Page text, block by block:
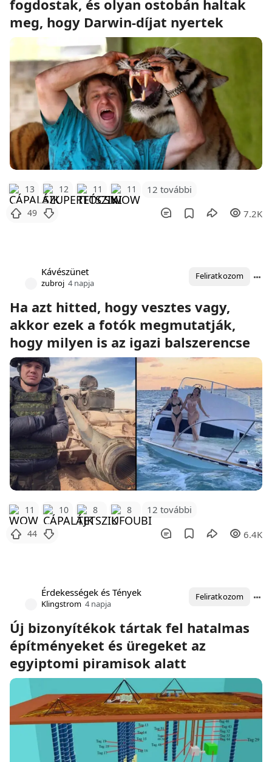
fogdostak, és olyan ostobán haltak
meg, hogy Darwin-díjat nyertek
13 12 11 11 12 további
49 7.2K
Kávészünet
zubroj 4 napja
Feliratkozom
Ha azt hitted, hogy vesztes vagy,
akkor ezek a fotók megmutatják,
hogy milyen is az igazi balszerencse
11 10 8 8 12 további
44 6.4K
Érdekességek és Tények
Klingstrom 4 napja
Feliratkozom
Új bizonyítékok tártak fel hatalmas
építményeket és üregeket az
egyiptomi piramisok alatt